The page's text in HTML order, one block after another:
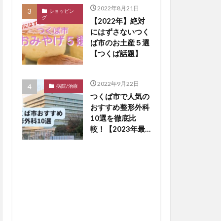
ショッピン
グ
2022年8月21日
【2022年】絶対
にはずさないつく
ば市のお土産５選
【つくば話題】
病院/治療 2022年9月22日
つくば市で人気の
おすすめ整形外科
10選を徹底比
較！【2023年最